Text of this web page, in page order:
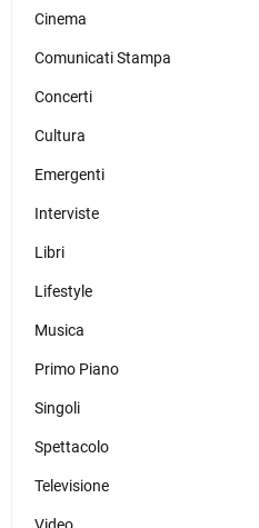
Cinema
Comunicati Stampa
Concerti
Cultura
Emergenti
Interviste
Libri
Lifestyle
Musica
Primo Piano
Singoli
Spettacolo
Televisione